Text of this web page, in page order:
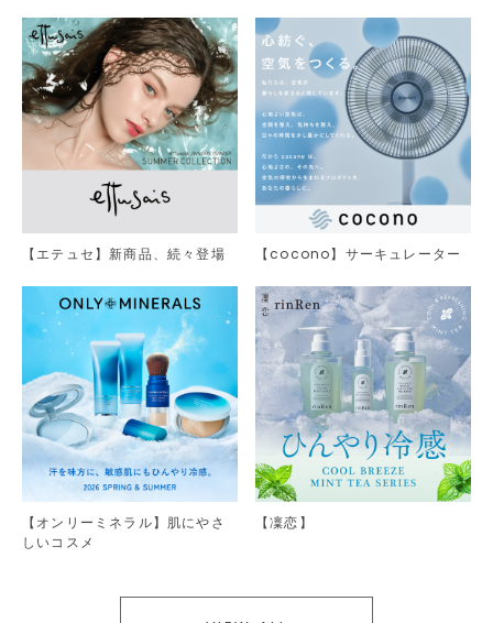
【エテュセ】新商品、続々登場 【cocono】サーキュレーター
【オンリーミネラル】肌にやさ
しいコスメ
【凜恋】